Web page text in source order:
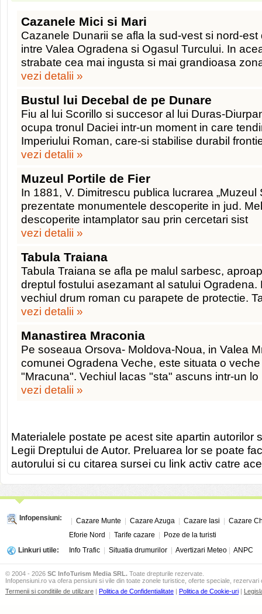
Cazanele Mici si Mari
Cazanele Dunarii se afla la sud-vest si nord-
intre Valea Ogradena si Ogasul Turcului. In
strabate cea mai ingusta si mai grandioasa
vezi detalii »
Bustul lui Decebal de pe Dunare
Fiu al lui Scorillo si succesor al lui Duras-
ocupa tronul Daciei intr-un moment in care
Imperiului Roman, care-si stabilise durabil
vezi detalii »
Muzeul Portile de Fier
In 1881, V. Dimitrescu publica lucrarea „Muzeul
prezentate monumentele descoperite in jud.
descoperite intamplator sau prin cercetari sist
vezi detalii »
Tabula Traiana
Tabula Traiana se afla pe malul sarbesc,
dreptul fostului asezamant al satului
vechiul drum roman cu parapete de protectie.
vezi detalii »
Manastirea Mraconia
Pe soseaua Orsova- Moldova-Noua, in Valea
comunei Ogradena Veche, este situata o
"Mracuna". Vechiul lacas "sta" ascuns intr-un lo
vezi detalii »
Materialele postate pe acest site apartin autorilor
Legii Dreptului de Autor. Preluarea lor se poate
autorului si cu citarea sursei cu link activ catre
Infopensiuni: Cazare Munte Cazare Azuga Cazare Iasi
Cazare
Eforie Nord
Tarife cazare
Poze de la turisti
Linkuri utile:
Info Trafic Situatia drumurilor Avertizari Meteo ANPC
© 2004 - 2026 SC InfoTurism Media SRL. Toate drepturile rezervate.
Infopensiuni.ro va ofera pensiuni si vile din toate zonele turistice, oferte speciale, rezervari
Termenii si conditiile de utilizare | Politica de Confidentialitate | Politica de Cookie-uri |